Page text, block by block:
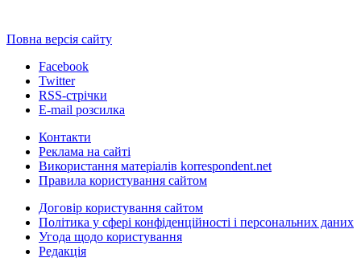
Повна версія сайту
Facebook
Twitter
RSS-стрічки
E-mail розсилка
Контакти
Реклама на сайті
Використання матеріалів korrespondent.net
Правила користування сайтом
Договір користування сайтом
Політика у сфері конфіденційності і персональних даних
Угода щодо користування
Редакція